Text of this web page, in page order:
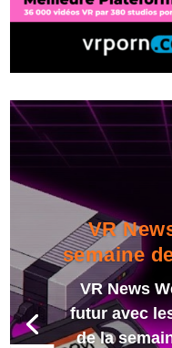
VR
semaine
VR News
futur avec
de la